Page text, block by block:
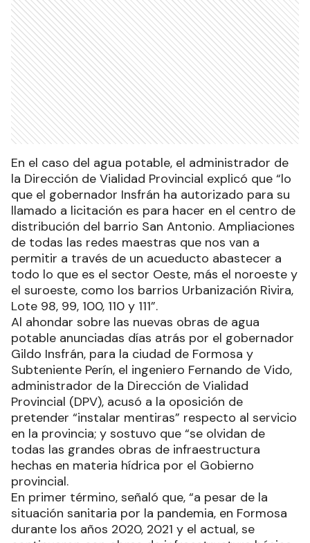
En el caso del agua potable, el administrador de
la Dirección de Vialidad Provincial explicó que “lo
que el gobernador Insfrán ha autorizado para su
llamado a licitación es para hacer en el centro de
distribución del barrio San Antonio. Ampliaciones
de todas las redes maestras que nos van a
permitir a través de un acueducto abastecer a
todo lo que es el sector Oeste, más el noroeste y
el suroeste, como los barrios Urbanización Rivira,
Lote 98, 99, 100, 110 y 111”.
Al ahondar sobre las nuevas obras de agua
potable anunciadas días atrás por el gobernador
Gildo Insfrán, para la ciudad de Formosa y
Subteniente Perín, el ingeniero Fernando de Vido,
administrador de la Dirección de Vialidad
Provincial (DPV), acusó a la oposición de
pretender “instalar mentiras” respecto al servicio
en la provincia; y sostuvo que “se olvidan de
todas las grandes obras de infraestructura
hechas en materia hídrica por el Gobierno
provincial.
En primer término, señaló que, “a pesar de la
situación sanitaria por la pandemia, en Formosa
durante los años 2020, 2021 y el actual, se